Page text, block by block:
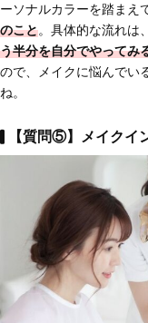
ーソナルカラーを踏まえ
のこと。具体的な流れは、
う半分を自分でやってみ
ので、メイクに悩んでい
ね。
【質問⑤】メイクイ